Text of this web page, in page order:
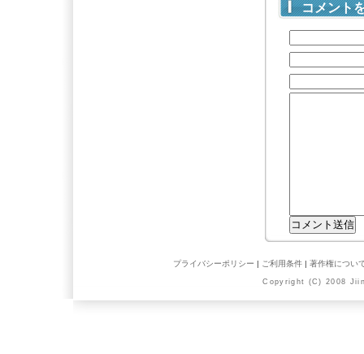
コメント
プライバシーポリシー | ご利用条件 | 著作権につい
Copyright (C) 2008